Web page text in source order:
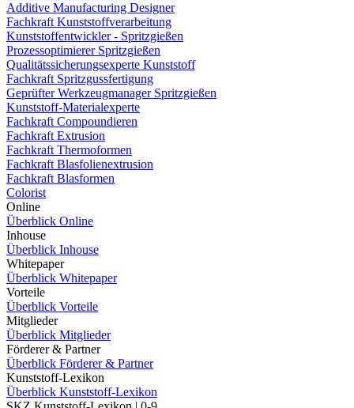
Additive Manufacturing Designer
Fachkraft Kunststoffverarbeitung
Kunststoffentwickler - Spritzgießen
Prozessoptimierer Spritzgießen
Qualitätssicherungsexperte Kunststoff
Fachkraft Spritzgussfertigung
Geprüfter Werkzeugmanager Spritzgießen
Kunststoff-Materialexperte
Fachkraft Compoundieren
Fachkraft Extrusion
Fachkraft Thermoformen
Fachkraft Blasfolienextrusion
Fachkraft Blasformen
Colorist
Online
Überblick Online
Inhouse
Überblick Inhouse
Whitepaper
Überblick Whitepaper
Vorteile
Überblick Vorteile
Mitglieder
Überblick Mitglieder
Förderer & Partner
Überblick Förderer & Partner
Kunststoff-Lexikon
Überblick Kunststoff-Lexikon